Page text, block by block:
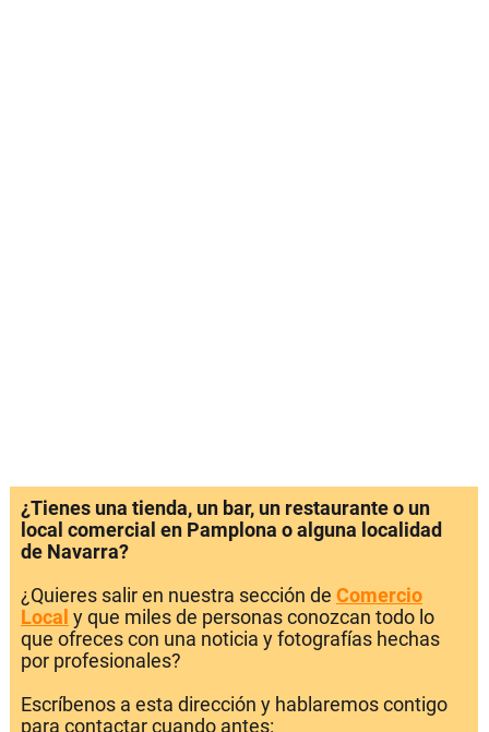
¿Tienes una tienda, un bar, un restaurante o un
local comercial en Pamplona o alguna localidad
de Navarra?
¿Quieres salir en nuestra sección de Comercio
Local y que miles de personas conozcan todo lo
que ofreces con una noticia y fotografías hechas
por profesionales?
Escríbenos a esta dirección y hablaremos contigo
para contactar cuando antes: